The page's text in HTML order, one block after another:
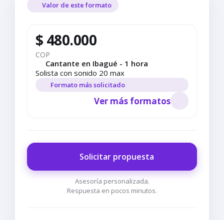
Valor de este formato
$ 480.000
COP
Cantante en Ibagué - 1 hora
Solista con sonido 20 max
Formato más solicitado
Ver más formatos
Solicitar propuesta
Asesoría personalizada.
Respuesta en pocos minutos.